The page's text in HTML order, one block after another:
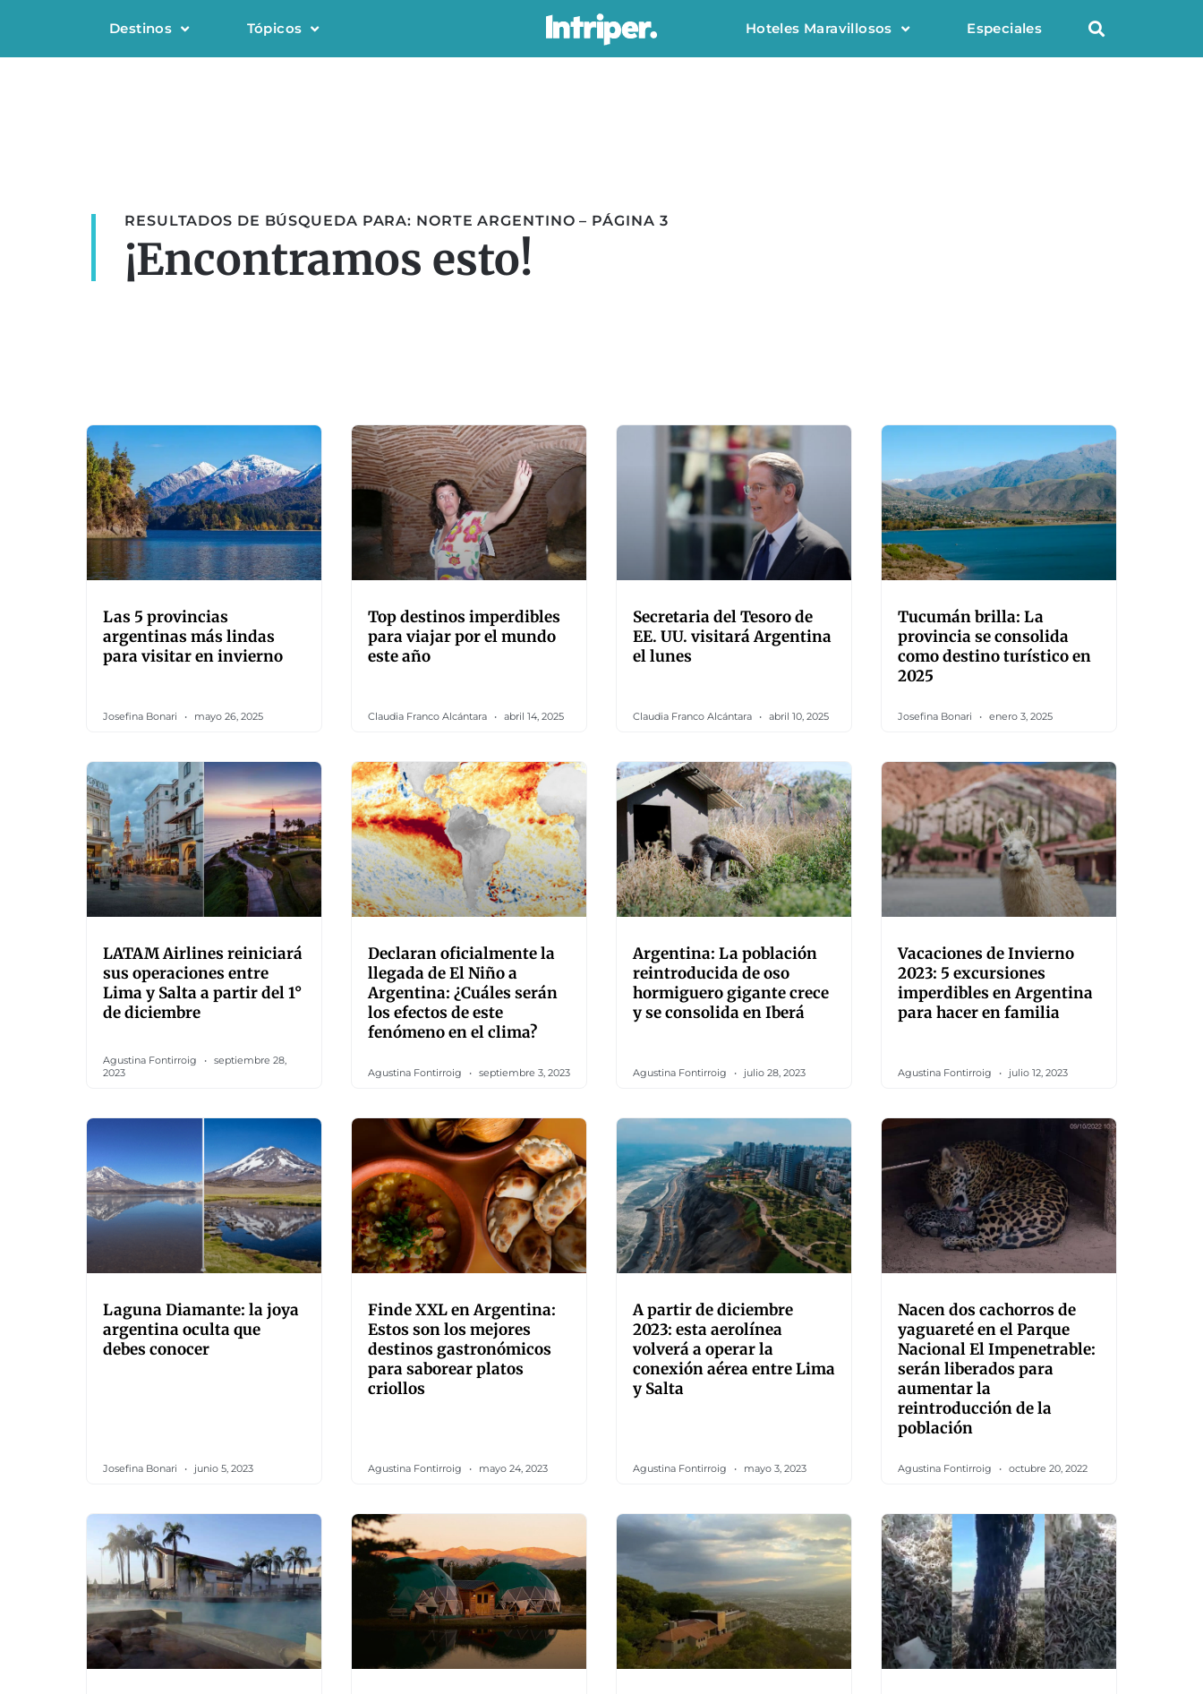
Destinos Tópicos Hoteles Maravillosos Especiales
RESULTADOS DE BÚSQUEDA PARA: NORTE ARGENTINO – PÁGINA 3
¡Encontramos esto!
Las 5 provincias
argentinas más lindas
para visitar en invierno
Josefina Bonari mayo 26, 2025
Top destinos imperdibles
para viajar por el mundo
este año
Claudia Franco Alcántara abril 14, 2025
Secretaria del Tesoro de
EE. UU. visitará Argentina
el lunes
Claudia Franco Alcántara abril 10, 2025
Tucumán brilla: La
provincia se consolida
como destino turístico en
2025
Josefina Bonari enero 3, 2025
LATAM Airlines reiniciará
sus operaciones entre
Lima y Salta a partir del 1°
de diciembre
Agustina Fontirroig
septiembre 28,
2023
Declaran oficialmente la
llegada de El Niño a
Argentina: ¿Cuáles serán
los efectos de este
fenómeno en el clima?
Agustina Fontirroig septiembre 3, 2023
Argentina: La población
reintroducida de oso
hormiguero gigante crece
y se consolida en Iberá
Agustina Fontirroig julio 28, 2023
Vacaciones de Invierno
2023: 5 excursiones
imperdibles en Argentina
para hacer en familia
Agustina Fontirroig julio 12, 2023
Laguna Diamante: la joya
argentina oculta que
debes conocer
Josefina Bonari junio 5, 2023
Finde XXL en Argentina:
Estos son los mejores
destinos gastronómicos
para saborear platos
criollos
Agustina Fontirroig mayo 24, 2023
A partir de diciembre
2023: esta aerolínea
volverá a operar la
conexión aérea entre Lima
y Salta
Agustina Fontirroig mayo 3, 2023
Nacen dos cachorros de
yaguareté en el Parque
Nacional El Impenetrable:
serán liberados para
aumentar la
reintroducción de la
población
Agustina Fontirroig octubre 20, 2022